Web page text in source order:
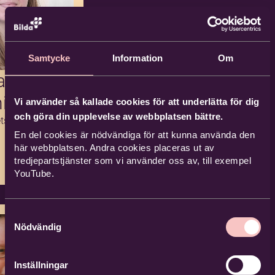
Samtycke Information Om
Vi använder så kallade cookies för att underlätta för dig
och göra din upplevelse av webbplatsen bättre.
En del cookies är nödvändiga för att kunna använda den
här webbplatsen. Andra cookies placeras ut av
tredjepartstjänster som vi använder oss av, till exempel
YouTube.
Samtyckesval
Nödvändig
Inställningar